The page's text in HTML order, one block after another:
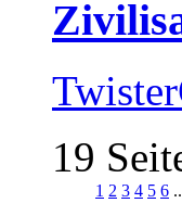
19
1 2 3 4 5 6